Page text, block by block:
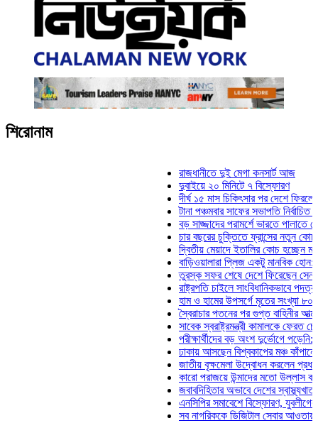
শিরোনাম
রাজধানীতে দুই মেগা কনসার্ট আজ
দুবাইয়ে ২০ মিনিটে ৭ বিস্ফোরণ
দীর্ঘ ১৫ মাস চিকিৎসার পর দেশে ফিরলেন
টানা পঞ্চমবার সাফের সভাপতি নির্বাচিত কাজী
বড় সাজ্জাদের পরামর্শে ভারতে পালাতে
চার বছরের চুক্তিতে ফ্রান্সের নতুন কোচ জিদান
দ্বিতীয় মেয়াদে ইতালির কোচ হচ্ছেন মানচিনি
বাড়িওয়ালারা প্লিজ একটু মানবিক হোন: মনিরা
তুরস্ক সফর শেষে দেশে ফিরেছেন সেনাপ্রধান
রাষ্ট্রপতি চাইলে সাংবিধানিকভাবে পদত্যাগ করতে
হাম ও হামের উপসর্গে মৃতের সংখ্যা ৮০০ ছাড়াল
স্বৈরাচার পতনের পর গুপ্ত বাহিনীর আত্মপ্রকাশ:
সাবেক স্বরাষ্ট্রমন্ত্রী কামালকে ফেরত চেয়ে
পরীক্ষার্থীদের বড় অংশ দুর্ভোগে পড়েনি: ড.
ঢাকায় আসছেন বিশ্বকাপের মঞ্চ কাঁপানো সেই
জাতীয় বৃক্ষমেলা উদ্বোধন করলেন প্রধানমন্ত্রী
কারো পরাজয়ে উন্মাদের মতো উল্লাস করতে হয়
জবাবদিহিতার অভাবে দেশের স্বাস্থ্যখাত নানা
এনসিপির সমাবেশে বিস্ফোরণ, যুবলীগের দুই
সব নাগরিককে ডিজিটাল সেবার আওতায় আনতে